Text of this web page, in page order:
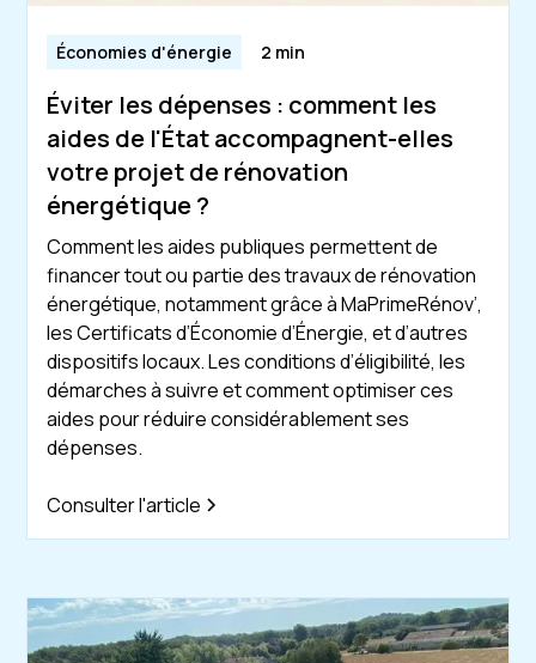
Économies d'énergie 2 min
Éviter les dépenses : comment les
aides de l'État accompagnent-elles
votre projet de rénovation
énergétique ?
Comment les aides publiques permettent de
financer tout ou partie des travaux de rénovation
énergétique, notamment grâce à MaPrimeRénov’,
les Certificats d’Économie d’Énergie, et d’autres
dispositifs locaux. Les conditions d’éligibilité, les
démarches à suivre et comment optimiser ces
aides pour réduire considérablement ses
dépenses.
Consulter l'article